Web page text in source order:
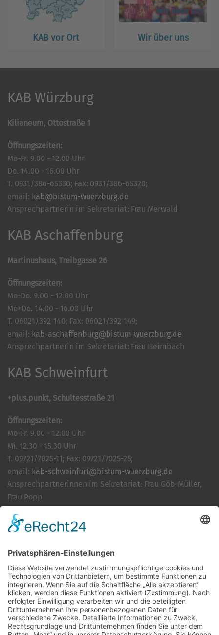
KAB vor Ort Wir über uns
KAB Würzburg
Kilianeum, Ottostraße 1
Öffnungszeiten:
Mo-Fr. 9.00 - 12.00 Uhr
Do. 14.00 - 16.00 Uhr
T. 0931/386-65330; Fax: 0931/386-65320;
email: kab@bistum-wuerzburg.de
Ansprechpartnerin im Sekretariat: Frau Merwald
KAB Aschaffenburg
Martinushaus, Treibgasse 26
Öffnungszeiten:
Mo-Do. 9.00 - 12.00 Uhr
Mo+Do. 14.00 - 16.00 Uhr
T. 06021/392-140; Fax: 06021/392-149;
email: kab-aschaffenburg@bistum-wuerzburg.de
Ansprechpartnerin im Sekretariat: Frau Heimbach
KAB Schweinfurt
+plus.punkt, Schultesstraße 21
Öffnungszeiten:
Mo-Fr. 9.00 - 12.00 Uhr
Mi. 12.30 - 15.30 Uhr
T. 09721/7025-11; Fax: 09721/7025-25;
email: kab-schweinfurt@bistum-wuerzburg.de
Ansprechpartnerinnen im Sekretariat: Frau Göb-Müller,
Frau Popp
Cookie-Einstellungen